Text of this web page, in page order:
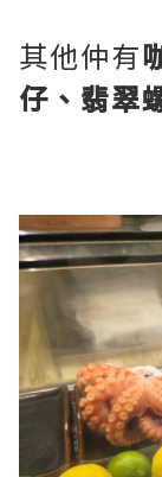
其他仲有
仔、翡翠